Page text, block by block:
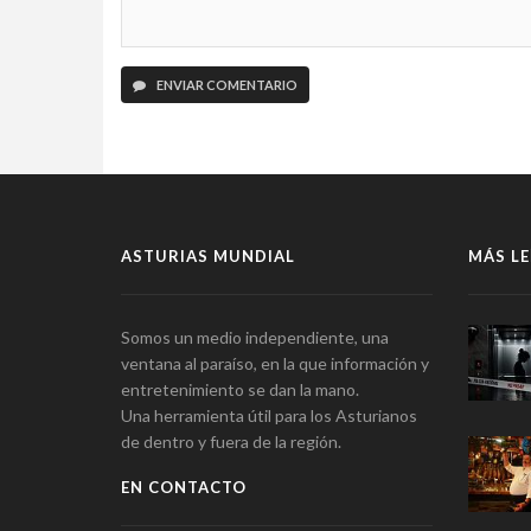
ENVIAR COMENTARIO
ASTURIAS MUNDIAL
Somos un medio independiente, una
ventana al paraíso, en la que información y
entretenimiento se dan la mano.
Una herramienta útil para los Asturianos
de dentro y fuera de la región.
EN CONTACTO
MÁS